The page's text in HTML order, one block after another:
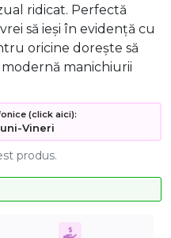
ridicat. Perfectă
să ieși în evidență cu
oricine dorește să
manichiurii
(click aici):
Vineri
produs.